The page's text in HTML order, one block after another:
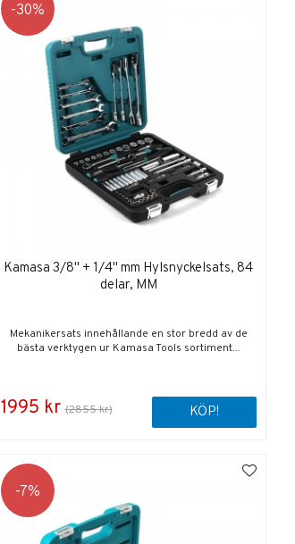
30
Kamasa 3/8" + 1/4" mm Hylsnyckelsats, 84
delar, MM
Mekanikersats innehållande en stor bredd av de
bästa verktygen ur Kamasa Tools sortiment...
1995 kr (2855 kr) KÖP!
7